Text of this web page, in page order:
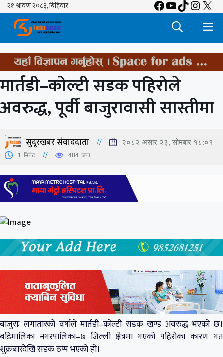
Skip
content
Facebook
YouTube
TikTok
X
मार्तडी–कोल्टी सडक पहिरोले
अवरुद्ध, पूर्वी बाजुरावासी सास्तीमा
सुदूरखबर संवाददाता २०८२ असार २३, सोमबार १८:०१
1 मिनेट 484 जना
बाजुराः लगातारको वर्षाले मार्तडी–कोल्टी सडक खण्ड अवरुद्ध भएको छ।
बडिमालिका नगरपालिका–७ जिल्ली क्षेत्रमा गएको पहिरोका कारण गत
शुक्रबारदेखि सडक ठप्प भएको हो।